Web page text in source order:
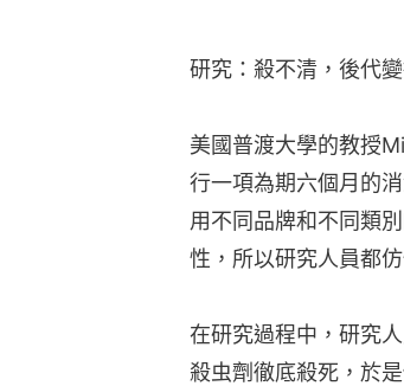
研究：殺不清，後代
美國普渡大學的教授
行一項為期六個月的
用不同品牌和不同類
性，所以研究人員都
在研究過程中，研究
殺虫劑徹底殺死，於